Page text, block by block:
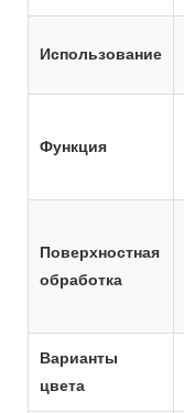
Использование
Функция
Поверхностная
обработка
Варианты
цвета